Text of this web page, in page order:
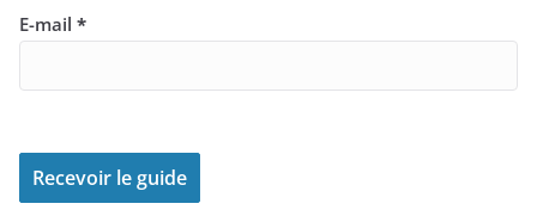
E-mail *